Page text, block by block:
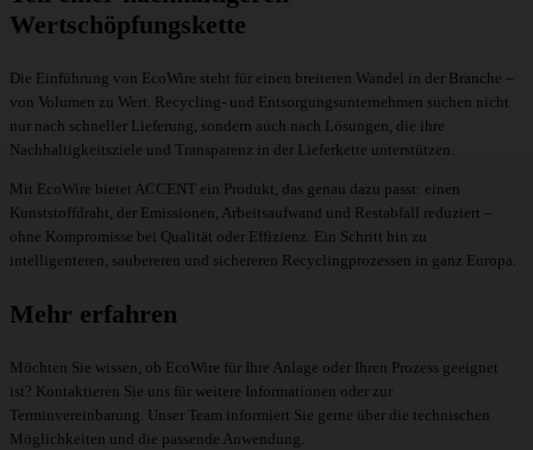
Wertschöpfungskette
Die Einführung von EcoWire steht für einen breiteren Wandel in der Branche –
von Volumen zu Wert. Recycling- und Entsorgungsunternehmen suchen nicht
nur nach schneller Lieferung, sondern auch nach Lösungen, die ihre
Nachhaltigkeitsziele und Transparenz in der Lieferkette unterstützen.
Mit EcoWire bietet ACCENT ein Produkt, das genau dazu passt: einen
Kunststoffdraht, der Emissionen, Arbeitsaufwand und Restabfall reduziert –
ohne Kompromisse bei Qualität oder Effizienz. Ein Schritt hin zu
intelligenteren, saubereren und sichereren Recyclingprozessen in ganz Europa.
Mehr erfahren
Möchten Sie wissen, ob EcoWire für Ihre Anlage oder Ihren Prozess geeignet
ist? Kontaktieren Sie uns für weitere Informationen oder zur
Terminvereinbarung. Unser Team informiert Sie gerne über die technischen
Möglichkeiten und die passende Anwendung.